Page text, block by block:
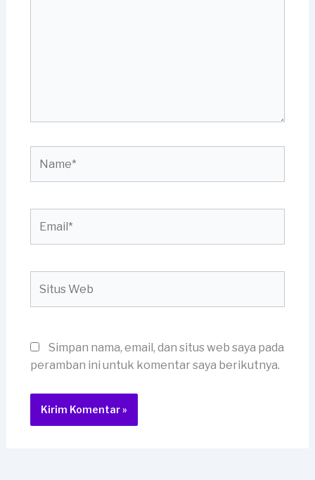
Web
Simpan nama, email, dan situs web saya pada
peramban ini untuk komentar saya berikutnya.